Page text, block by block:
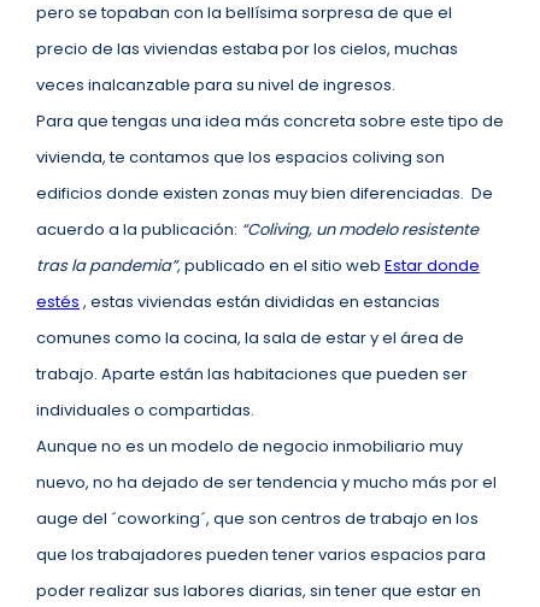
pero se topaban con la bellísima sorpresa de que el
precio de las viviendas estaba por los cielos, muchas
veces inalcanzable para su nivel de ingresos.
Para que tengas una idea más concreta sobre este tipo de
vivienda, te contamos que los espacios coliving son
edificios donde existen zonas muy bien diferenciadas. De
acuerdo a la publicación: “Coliving, un modelo resistente
tras la pandemia”,publicado en el sitio web Estar donde
estés , estas viviendas están divididas en estancias
comunes como la cocina, la sala de estar y el área de
trabajo. Aparte están las habitaciones que pueden ser
individuales o compartidas.
Aunque no es un modelo de negocio inmobiliario muy
nuevo, no ha dejado de ser tendencia y mucho más por el
auge del ´coworking´, que son centros de trabajo en los
que los trabajadores pueden tener varios espacios para
poder realizar sus labores diarias, sin tener que estar en